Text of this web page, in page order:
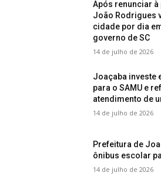
Após renunciar
João Rodrigues
cidade por dia
governo de SC
14 de julho de 2026
Joaçaba investe
para o SAMU e
atendimento de
14 de julho de 2026
Prefeitura de
ônibus escolar
14 de julho de 2026